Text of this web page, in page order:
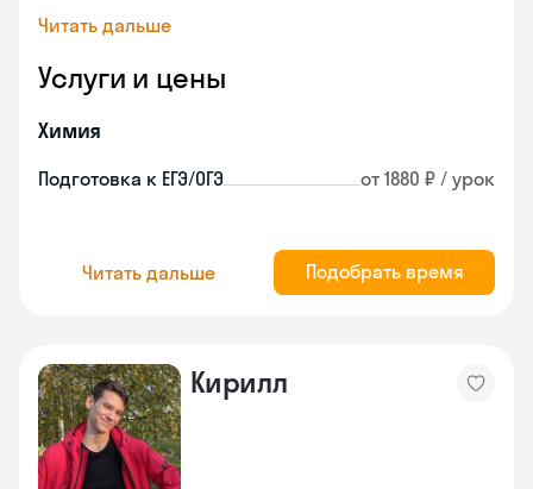
Читать дальше
Услуги и цены
Химия
Подготовка к ЕГЭ/ОГЭ от 1880 ₽ / урок
Читать дальше Подобрать время
Кирилл